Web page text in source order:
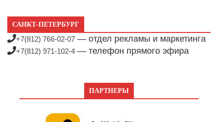
САНКТ-ПЕТЕРБУРГ
+7(812) 766-02-07 — отдел рекламы и маркетинга
+7(812) 971-102-4 — телефон прямого эфира
ПАРТНЕРЫ